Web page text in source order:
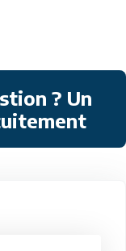
? Un